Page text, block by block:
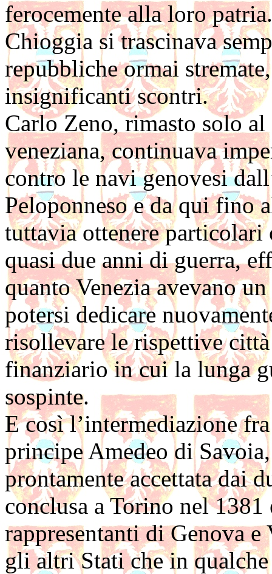
ferocemente alla loro
Chioggia si trascinava
repubbliche ormai
insignificanti scontri.
Carlo Zeno, rimasto solo
veneziana, continuava
contro le navi genovesi
Peloponneso e da qui fino
tuttavia ottenere
quasi due anni di guerra,
quanto Venezia avevano
potersi dedicare
risollevare le rispettive
finanziario in cui la lunga
sospinte.
E così l’intermediazione
principe Amedeo di
prontamente accettata dai
conclusa a Torino nel
rappresentanti di Genova
gli altri Stati che in